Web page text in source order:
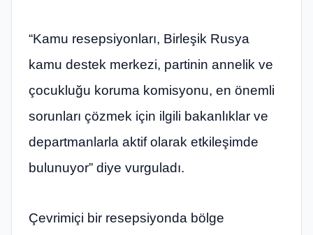
“Kamu resepsiyonları, Birleşik Rusya
kamu destek merkezi, partinin annelik ve
çocukluğu koruma komisyonu, en önemli
sorunları çözmek için ilgili bakanlıklar ve
departmanlarla aktif olarak etkileşimde
bulunuyor” diye vurguladı.
Çevrimiçi bir resepsiyonda bölge